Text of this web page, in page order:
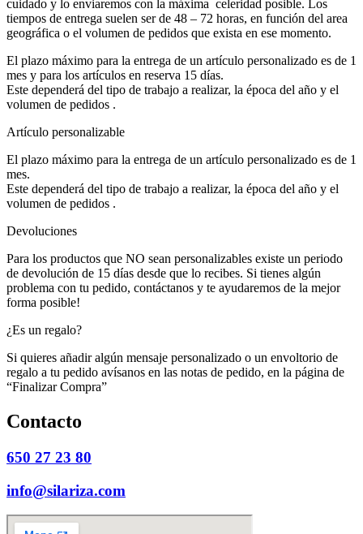
cuidado y lo enviaremos con la máxima celeridad posible. Los
tiempos de entrega suelen ser de 48 – 72 horas, en función del area
geográfica o el volumen de pedidos que exista en ese momento.
El plazo máximo para la entrega de un artículo personalizado es de 1
mes y para los artículos en reserva 15 días.
Este dependerá del tipo de trabajo a realizar, la época del año y el
volumen de pedidos .
Artículo personalizable
El plazo máximo para la entrega de un artículo personalizado es de 1
mes.
Este dependerá del tipo de trabajo a realizar, la época del año y el
volumen de pedidos .
Devoluciones
Para los productos que NO sean personalizables existe un periodo
de devolución de 15 días desde que lo recibes. Si tienes algún
problema con tu pedido, contáctanos y te ayudaremos de la mejor
forma posible!
¿Es un regalo?
Si quieres añadir algún mensaje personalizado o un envoltorio de
regalo a tu pedido avísanos en las notas de pedido, en la página de
“Finalizar Compra”
Contacto
650 27 23 80
info@silariza.com